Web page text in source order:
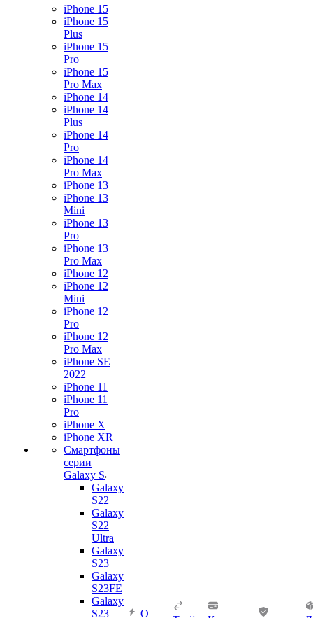
iPhone 15
iPhone 15
Plus
iPhone 15
Pro
iPhone 15
Pro Max
iPhone 14
iPhone 14
Plus
iPhone 14
Pro
iPhone 14
Pro Max
iPhone 13
iPhone 13
Mini
iPhone 13
Pro
iPhone 13
Pro Max
iPhone 12
iPhone 12
Mini
iPhone 12
Pro
iPhone 12
Pro Max
iPhone SE
2022
iPhone 11
iPhone 11
Pro
iPhone X
iPhone XR
Смартфоны
серии
Galaxy S
Galaxy
S22
Galaxy
S22
Ultra
Galaxy
S23
Galaxy
S23FE
Galaxy
S23
О